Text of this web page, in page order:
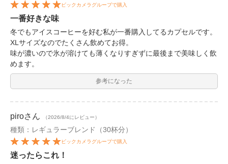
ビックカメラグループで購入
一番好きな味
冬でもアイスコーヒーを好む私が一番購入してるカプセルです。
XLサイズなのでたくさん飲めてお得。
味が濃いので氷が溶けても薄くなりすぎずに最後まで美味しく飲
めます。
参考になった
piroさん （2026/8/4にレビュー）
種類：レギュラーブレンド（30杯分）
ビックカメラグループで購入
迷ったらこれ！